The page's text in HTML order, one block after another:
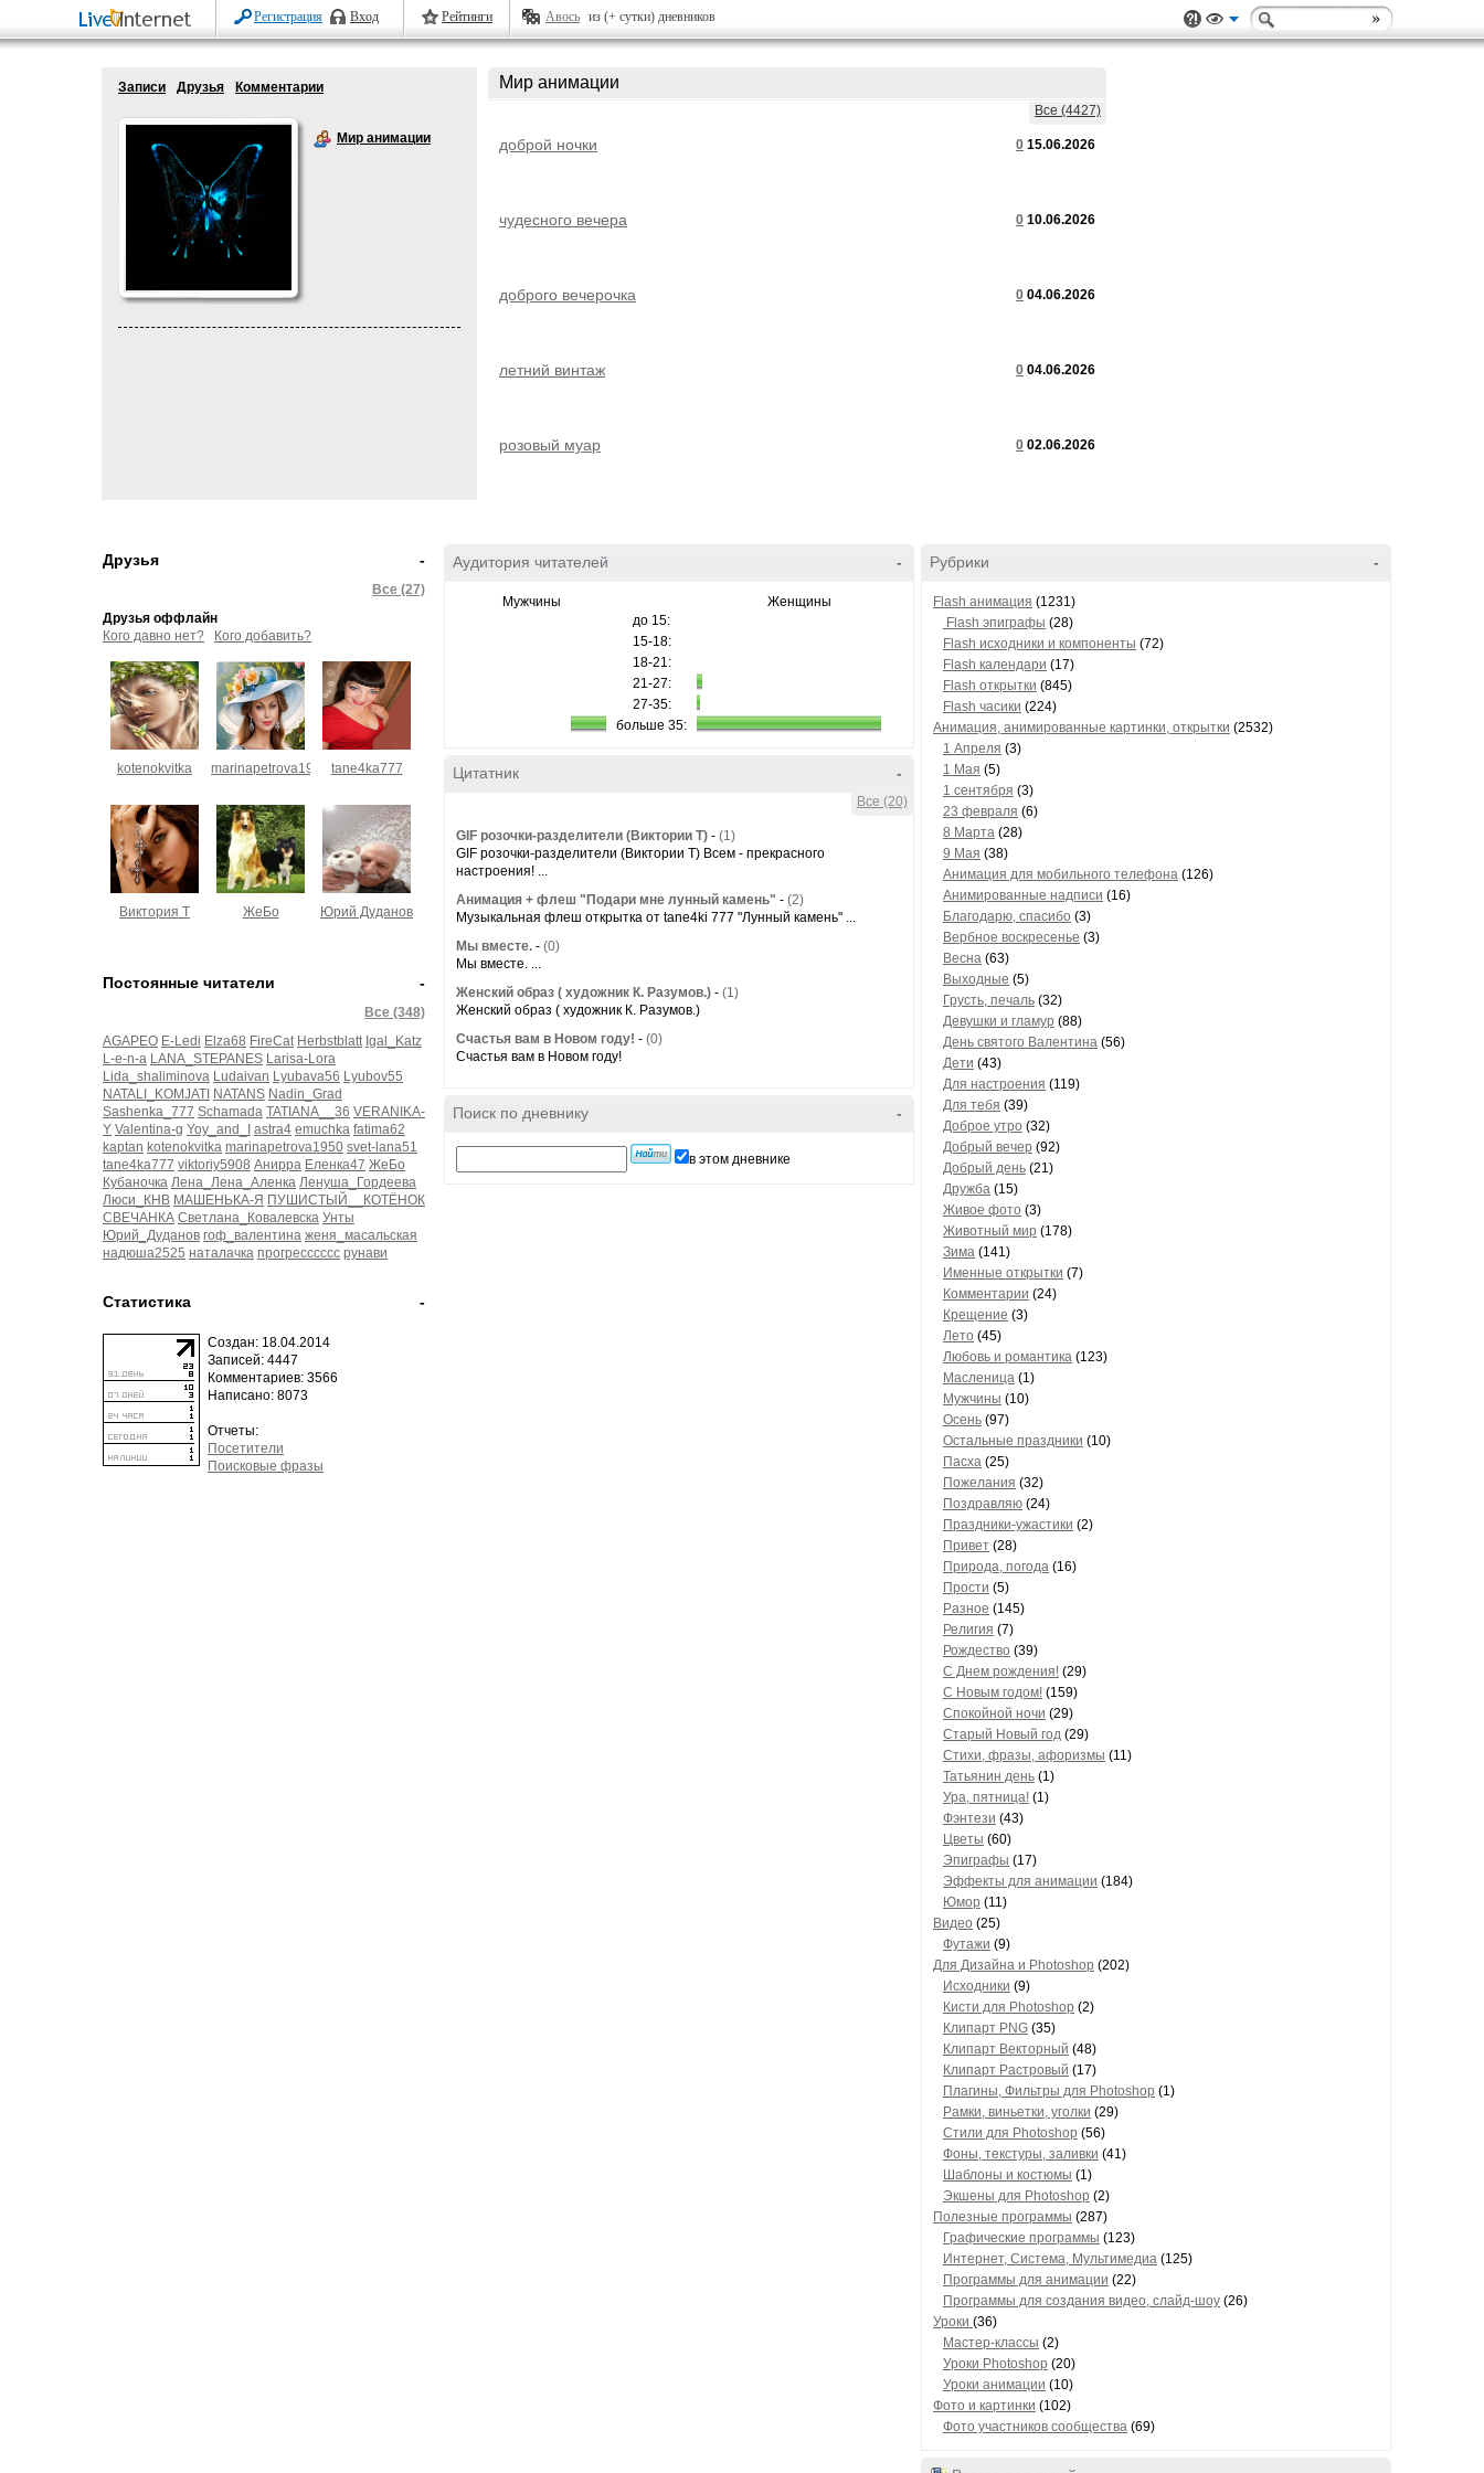
Регистрация Вход Рейтинги Авось из (+ сутки) дневников
Записи Друзья Комментарии
Мир анимации
Мир анимации
Все (4427)
0 15.06.2026
доброй ночки
0 10.06.2026
чудесного вечера
0 04.06.2026
доброго вечерочка
0 04.06.2026
летний винтаж
0 02.06.2026
розовый муар
-
Друзья
Все (27)
Друзья оффлайн
Кого давно нет?
Кого добавить?
kotenokvitka marinapetrova1950 tane4ka777
Виктория Т ЖеБо Юрий Дуданов
-
Постоянные читатели
Все (348)
AGAPEO E-Ledi Elza68 FireCat Herbstblatt Igal_Katz
L-e-n-a LANA_STEPANES Larisa-Lora
Lida_shaliminova Ludaivan Lyubava56 Lyubov55
NATALI_KOMJATI NATANS Nadin_Grad
Sashenka_777 Schamada TATIANA__36 VERANIKA-
Y Valentina-g Yoy_and_I astra4 emuchka fatima62
kaptan kotenokvitka marinapetrova1950 svet-lana51
tane4ka777 viktoriy5908 Анирра Еленка47 ЖеБо
Кубаночка Лена_Лена_Аленка Ленуша_Гордеева
Люси_КНВ МАШЕНЬКА-Я ПУШИСТЫЙ__КОТЁНОК
СВЕЧАНКА Светлана_Ковалевска Унты
Юрий_Дуданов гоф_валентина женя_масальская
надюша2525 наталачка прогресссссс рунави
-
Статистика
Создан: 18.04.2014
Записей: 4447
Комментариев: 3566
Написано: 8073
Отчеты:
Посетители
Поисковые фразы
-
Аудитория читателей
Мужчины
Женщины
до 15:
15-18:
18-21:
21-27:
27-35:
больше 35:
-
Цитатник
Все (20)
GIF розочки-разделители (Виктории Т) - (1)
GIF розочки-разделители (Виктории Т) Всем - прекрасного
настроения! ...
Анимация + флеш "Подари мне лунный камень" - (2)
Музыкальная флеш открытка от tane4ki 777 "Лунный камень" ...
Мы вместе. - (0)
Мы вместе. ...
Женский образ ( художник К. Разумов.) - (1)
Женский образ ( художник К. Разумов.)
Счастья вам в Новом году! - (0)
Счастья вам в Новом году!
-
Поиск по дневнику
в этом дневнике
-
Рубрики
Flash анимация (1231)
Flash эпиграфы (28)
Flash исходники и компоненты (72)
Flash календари (17)
Flash открытки (845)
Flash часики (224)
Анимация, анимированные картинки, открытки (2532)
1 Апреля (3)
1 Мая (5)
1 сентября (3)
23 февраля (6)
8 Марта (28)
9 Мая (38)
Анимация для мобильного телефона (126)
Анимированные надписи (16)
Благодарю, спасибо (3)
Вербное воскресенье (3)
Весна (63)
Выходные (5)
Грусть, печаль (32)
Девушки и гламур (88)
День святого Валентина (56)
Дети (43)
Для настроения (119)
Для тебя (39)
Доброе утро (32)
Добрый вечер (92)
Добрый день (21)
Дружба (15)
Живое фото (3)
Животный мир (178)
Зима (141)
Именные открытки (7)
Комментарии (24)
Крещение (3)
Лето (45)
Любовь и романтика (123)
Масленица (1)
Мужчины (10)
Осень (97)
Остальные праздники (10)
Пасха (25)
Пожелания (32)
Поздравляю (24)
Праздники-ужастики (2)
Привет (28)
Природа, погода (16)
Прости (5)
Разное (145)
Религия (7)
Рождество (39)
С Днем рождения! (29)
С Новым годом! (159)
Спокойной ночи (29)
Старый Новый год (29)
Стихи, фразы, афоризмы (11)
Татьянин день (1)
Ура, пятница! (1)
Фэнтези (43)
Цветы (60)
Эпиграфы (17)
Эффекты для анимации (184)
Юмор (11)
Видео (25)
Футажи (9)
Для Дизайна и Photoshop (202)
Исходники (9)
Кисти для Photoshop (2)
Клипарт PNG (35)
Клипарт Векторный (48)
Клипарт Растровый (17)
Плагины, Фильтры для Photoshop (1)
Рамки, виньетки, уголки (29)
Стили для Photoshop (56)
Фоны, текстуры, заливки (41)
Шаблоны и костюмы (1)
Экшены для Photoshop (2)
Полезные программы (287)
Графические программы (123)
Интернет, Система, Мультимедиа (125)
Программы для анимации (22)
Программы для создания видео, слайд-шоу (26)
Уроки (36)
Мастер-классы (2)
Уроки Photoshop (20)
Уроки анимации (10)
Фото и картинки (102)
Фото участников сообщества (69)